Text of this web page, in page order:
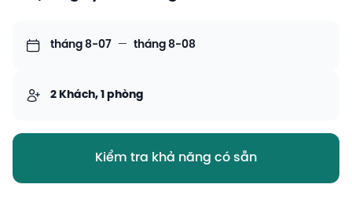
tháng 8-07 — tháng 8-08
2 Khách, 1 phòng
Kiểm tra khả năng có sẵn